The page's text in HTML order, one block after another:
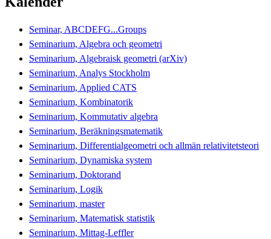
Seminar, ABCDEFG...Groups
Seminarium, Algebra och geometri
Seminarium, Algebraisk geometri (arXiv)
Seminarium, Analys Stockholm
Seminarium, Applied CATS
Seminarium, Kombinatorik
Seminarium, Kommutativ algebra
Seminarium, Beräkningsmatematik
Seminarium, Differentialgeometri och allmän relativitetsteori
Seminarium, Dynamiska system
Seminarium, Doktorand
Seminarium, Logik
Seminarium, master
Seminarium, Matematisk statistik
Seminarium, Mittag-Leffler